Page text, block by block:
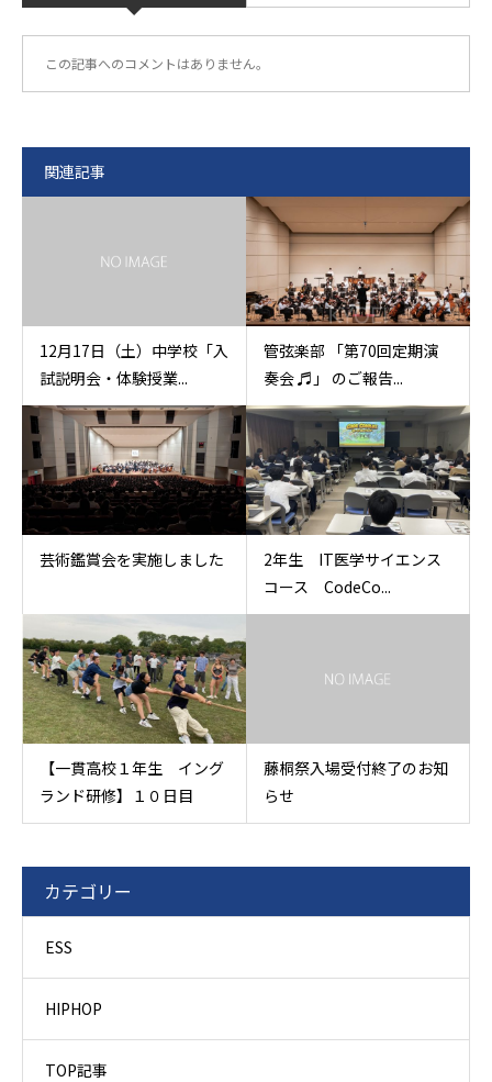
この記事へのコメントはありません。
関連記事
12月17日（土）中学校「入
試説明会・体験授業...
管弦楽部 「第70回定期演
奏会 ♬」 のご報告...
芸術鑑賞会を実施しました
2年生 IT医学サイエンス
コース CodeCo...
【一貫高校１年生 イング
ランド研修】１０日目
藤桐祭入場受付終了のお知
らせ
カテゴリー
ESS
HIPHOP
TOP記事